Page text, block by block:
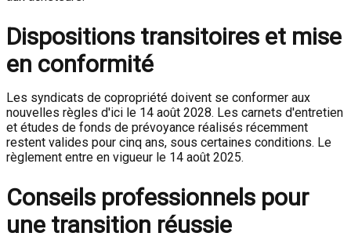
Dispositions transitoires et mise
en conformité
Les syndicats de copropriété doivent se conformer aux
nouvelles règles d'ici le 14 août 2028. Les carnets d'entretien
et études de fonds de prévoyance réalisés récemment
restent valides pour cinq ans, sous certaines conditions. Le
règlement entre en vigueur le 14 août 2025.
Conseils professionnels pour
une transition réussie